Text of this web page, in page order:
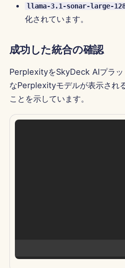
llama-3.1-sonar-large-
化されています。
成功した統合の確認
PerplexityをSkyDeck AIプラ
なPerplexityモデルが表示され
ことを示しています。